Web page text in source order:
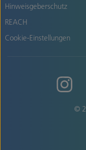
Hinweisgeberschutz
REACH
Cookie-Einstellungen
©